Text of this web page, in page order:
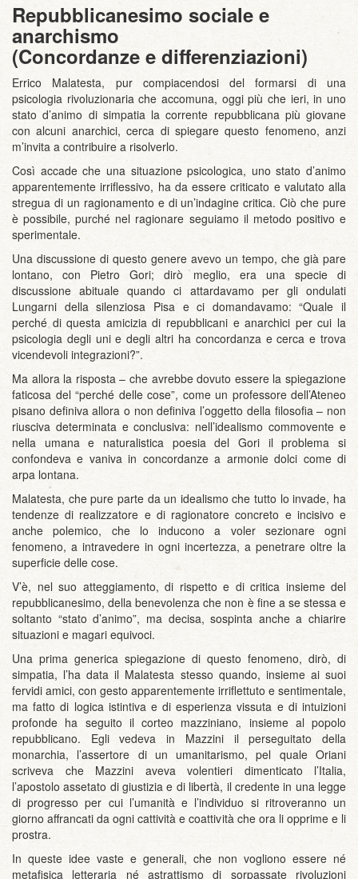
Repubblicanesimo sociale e
anarchismo
(Concordanze e differenziazioni)
Errico Malatesta, pur compiacendosi del formarsi di una
psicologia rivoluzionaria che accomuna, oggi più che ieri, in uno
stato d’animo di simpatia la corrente repubblicana più giovane
con alcuni anarchici, cerca di spiegare questo fenomeno, anzi
m’invita a contribuire a risolverlo.
Così accade che una situazione psicologica, uno stato d’animo
apparentemente irriflessivo, ha da essere criticato e valutato alla
stregua di un ragionamento e di un’indagine critica. Ciò che pure
è possibile, purché nel ragionare seguiamo il metodo positivo e
sperimentale.
Una discussione di questo genere avevo un tempo, che già pare
lontano, con Pietro Gori; dirò meglio, era una specie di
discussione abituale quando ci attardavamo per gli ondulati
Lungarni della silenziosa Pisa e ci domandavamo: “Quale il
perché di questa amicizia di repubblicani e anarchici per cui la
psicologia degli uni e degli altri ha concordanza e cerca e trova
vicendevoli integrazioni?”.
Ma allora la risposta – che avrebbe dovuto essere la spiegazione
faticosa del “perché delle cose”, come un professore dell’Ateneo
pisano definiva allora o non definiva l’oggetto della filosofia – non
riusciva determinata e conclusiva: nell’idealismo commovente e
nella umana e naturalistica poesia del Gori il problema si
confondeva e vaniva in concordanze a armonie dolci come di
arpa lontana.
Malatesta, che pure parte da un idealismo che tutto lo invade, ha
tendenze di realizzatore e di ragionatore concreto e incisivo e
anche polemico, che lo inducono a voler sezionare ogni
fenomeno, a intravedere in ogni incertezza, a penetrare oltre la
superficie delle cose.
V’è, nel suo atteggiamento, di rispetto e di critica insieme del
repubblicanesimo, della benevolenza che non è fine a se stessa e
soltanto “stato d’animo”, ma decisa, sospinta anche a chiarire
situazioni e magari equivoci.
Una prima generica spiegazione di questo fenomeno, dirò, di
simpatia, l’ha data il Malatesta stesso quando, insieme ai suoi
fervidi amici, con gesto apparentemente irriflettuto e sentimentale,
ma fatto di logica istintiva e di esperienza vissuta e di intuizioni
profonde ha seguito il corteo mazziniano, insieme al popolo
repubblicano. Egli vedeva in Mazzini il perseguitato della
monarchia, l’assertore di un umanitarismo, pel quale Oriani
scriveva che Mazzini aveva volentieri dimenticato l’Italia,
l’apostolo assetato di giustizia e di libertà, il credente in una legge
di progresso per cui l’umanità e l’individuo si ritroveranno un
giorno affrancati da ogni cattività e coattività che ora li opprime e li
prostra.
In queste idee vaste e generali, che non vogliono essere né
metafisica letteraria né astrattismo di sorpassate rivoluzioni